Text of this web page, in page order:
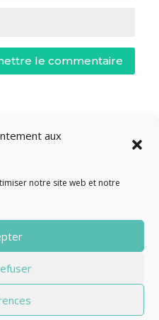
aux
notre site web et notre
le commentaire
légales